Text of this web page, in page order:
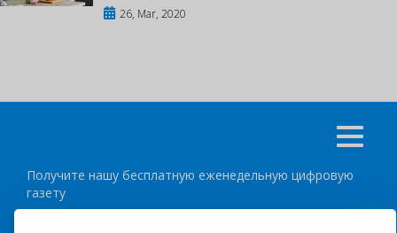
26, Mar, 2020
Получите нашу бесплатную еженедельную цифровую
газету